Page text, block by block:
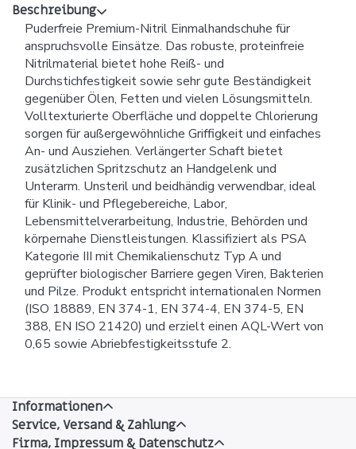
Beschreibung
Puderfreie Premium-Nitril Einmalhandschuhe für
anspruchsvolle Einsätze. Das robuste, proteinfreie
Nitrilmaterial bietet hohe Reiß- und
Durchstichfestigkeit sowie sehr gute Beständigkeit
gegenüber Ölen, Fetten und vielen Lösungsmitteln.
Volltexturierte Oberfläche und doppelte Chlorierung
sorgen für außergewöhnliche Griffigkeit und einfaches
An- und Ausziehen. Verlängerter Schaft bietet
zusätzlichen Spritzschutz an Handgelenk und
Unterarm. Unsteril und beidhändig verwendbar, ideal
für Klinik- und Pflegebereiche, Labor,
Lebensmittelverarbeitung, Industrie, Behörden und
körpernahe Dienstleistungen. Klassifiziert als PSA
Kategorie III mit Chemikalienschutz Typ A und
geprüfter biologischer Barriere gegen Viren, Bakterien
und Pilze. Produkt entspricht internationalen Normen
(ISO 18889, EN 374-1, EN 374-4, EN 374-5, EN
388, EN ISO 21420) und erzielt einen AQL-Wert von
0,65 sowie Abriebfestigkeitsstufe 2.
Informationen
Service, Versand & Zahlung
Firma, Impressum & Datenschutz